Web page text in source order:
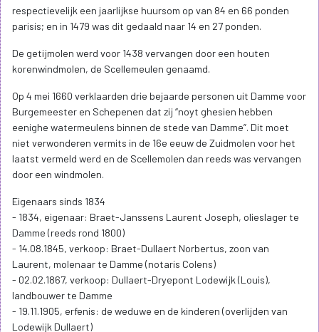
respectievelijk een jaarlijkse huursom op van 84 en 66 ponden
parisis; en in 1479 was dit gedaald naar 14 en 27 ponden.
De getijmolen werd voor 1438 vervangen door een houten
korenwindmolen, de Scellemeulen genaamd.
Op 4 mei 1660 verklaarden drie bejaarde personen uit Damme voor
Burgemeester en Schepenen dat zij “noyt ghesien hebben
eenighe watermeulens binnen de stede van Damme”. Dit moet
niet verwonderen vermits in de 16e eeuw de Zuidmolen voor het
laatst vermeld werd en de Scellemolen dan reeds was vervangen
door een windmolen.
Eigenaars sinds 1834
- 1834, eigenaar: Braet-Janssens Laurent Joseph, olieslager te
Damme (reeds rond 1800)
- 14.08.1845, verkoop: Braet-Dullaert Norbertus, zoon van
Laurent, molenaar te Damme (notaris Colens)
- 02.02.1867, verkoop: Dullaert-Dryepont Lodewijk (Louis),
landbouwer te Damme
- 19.11.1905, erfenis: de weduwe en de kinderen (overlijden van
Lodewijk Dullaert)